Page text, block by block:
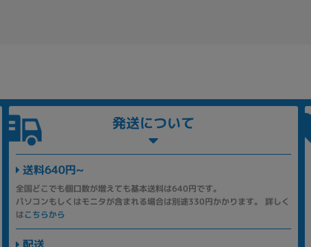
発送について
送料640円~
全国どこでも個口数が増えても基本送料は640円です。
パソコンもしくはモニタが含まれる場合は別途330円かかります。 詳しく
はこちらから